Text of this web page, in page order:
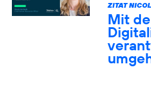
ZITAT
Mit